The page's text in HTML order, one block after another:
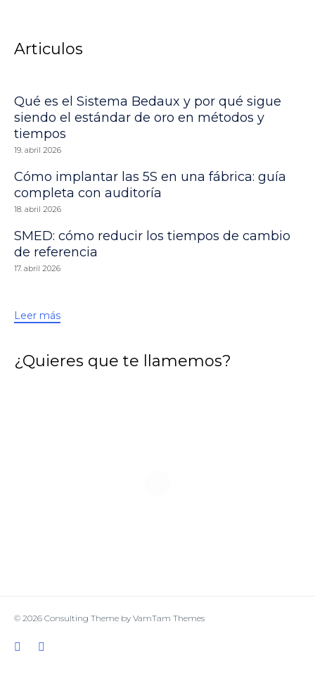
Articulos
Qué es el Sistema Bedaux y por qué sigue
siendo el estándar de oro en métodos y
tiempos
19. abril 2026
Cómo implantar las 5S en una fábrica: guía
completa con auditoría
18. abril 2026
SMED: cómo reducir los tiempos de cambio
de referencia
17. abril 2026
Leer más
¿Quieres que te llamemos?
© 2026 Consulting Theme by VamTam Themes